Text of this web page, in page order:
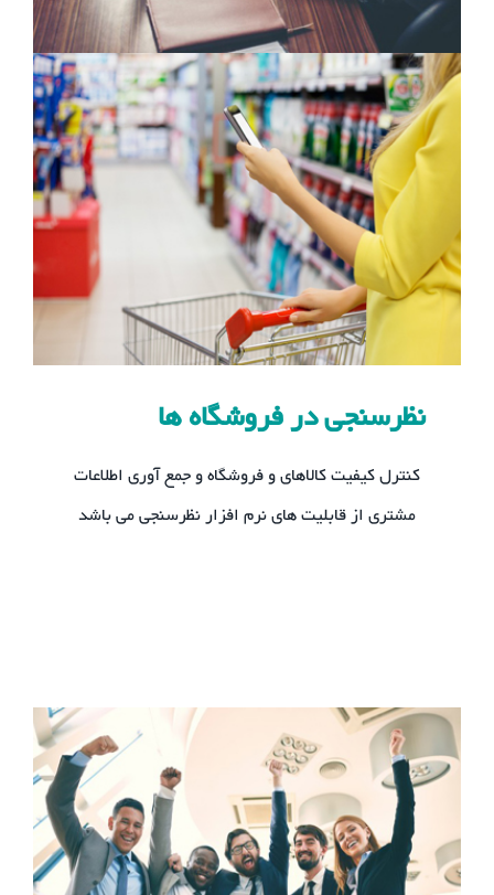
نظرسنجی در فروشگاه ها
کنترل کیفیت کالاهای و فروشگاه و جمع آوری اطلاعات
مشتری از قابلیت های نرم افزار نظرسنجی می باشد